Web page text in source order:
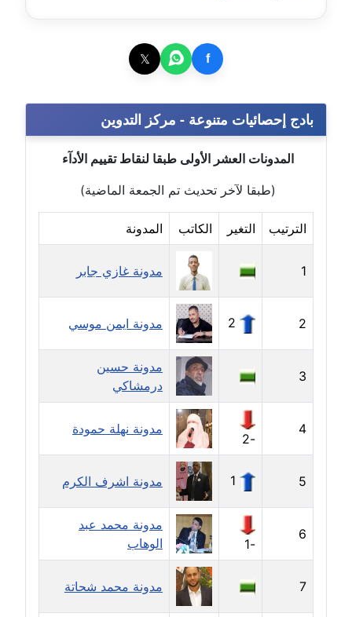
مدونة تسنيم فضالي
مدونة ثائر دالي
عاملة
مدونة جاد كريم
عاملة
مدونة جلال الخطيب
مدونة جهاد عبد الحميد
عاملة
مدونة جهاد غازي
عاملة
مدونة جواد الحربي
عاملة
مدونة جيهان عفيفي
عاملة
مدونة جيهان عوض
عاملة
مدونة حاتم سلامة
f
𝕏
بادج إحصائيات متنوعة - مركز التدوين
المدونات العشر الأولى طبقا لنقاط تقييم الأدآء
(طبقا لآخر تحديث تم الجمعة الماضية)
الترتيب التغير الكاتب المدونة
1 مدونة غازي جابر
2
2 مدونة ايمن موسي
3
مدونة حسين
درمشاكي
4
-2
مدونة نهلة حمودة
5
1 مدونة اشرف الكرم
6
-1
مدونة محمد عبد
الوهاب
7 مدونة محمد شحاتة